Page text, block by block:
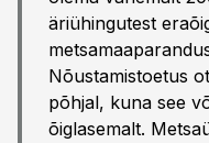
äriühingutest
Nõustamistoetus
põhjal, kuna see
õiglasemalt.